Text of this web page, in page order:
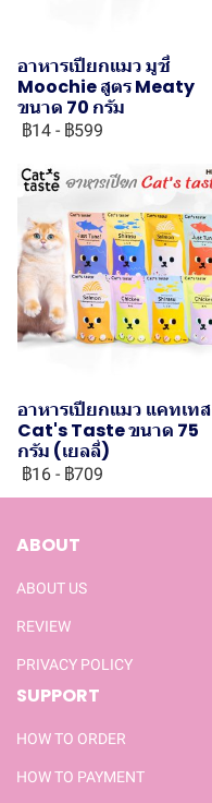
อาหารเปียกแมว มูชี่
Moochie สูตร Meaty
ขนาด 70 กรัม
฿14 - ฿599
อาหารเปียกแมว แคทเทส
Cat's Taste ขนาด 75
กรัม (เยลลี่)
฿16 - ฿709
ABOUT
ABOUT US
REVIEW
PRIVACY POLICY
SUPPORT
HOW TO ORDER
HOW TO PAYMENT